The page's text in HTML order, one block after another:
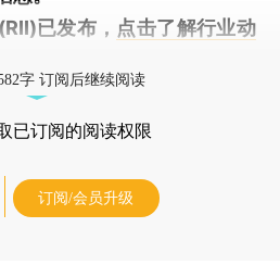
已发布， 点击了解行业动
字 订阅后继续阅读
已订阅的阅读权限
订阅/会员升级